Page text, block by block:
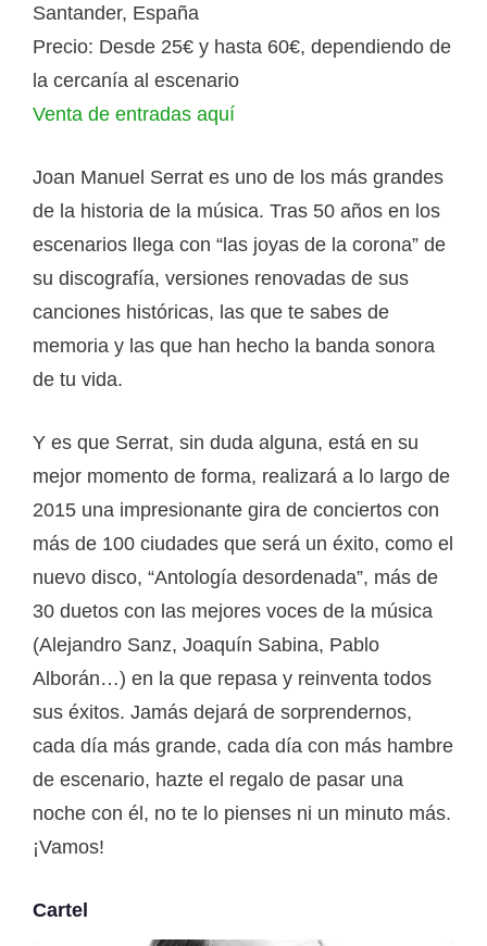
Santander, España
Precio: Desde 25€ y hasta 60€, dependiendo de
la cercanía al escenario
Venta de entradas aquí
Joan Manuel Serrat es uno de los más grandes
de la historia de la música. Tras 50 años en los
escenarios llega con “las joyas de la corona” de
su discografía, versiones renovadas de sus
canciones históricas, las que te sabes de
memoria y las que han hecho la banda sonora
de tu vida.
Y es que Serrat, sin duda alguna, está en su
mejor momento de forma, realizará a lo largo de
2015 una impresionante gira de conciertos con
más de 100 ciudades que será un éxito, como el
nuevo disco, “Antología desordenada”, más de
30 duetos con las mejores voces de la música
(Alejandro Sanz, Joaquín Sabina, Pablo
Alborán…) en la que repasa y reinventa todos
sus éxitos. Jamás dejará de sorprendernos,
cada día más grande, cada día con más hambre
de escenario, hazte el regalo de pasar una
noche con él, no te lo pienses ni un minuto más.
¡Vamos!
Cartel